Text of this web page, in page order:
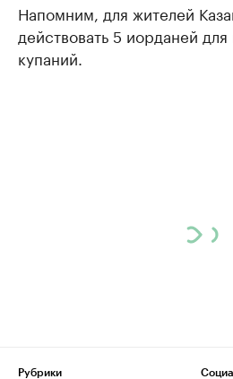
Напомним, для жителей
действовать 5 иорданей
купаний.
Рубрики